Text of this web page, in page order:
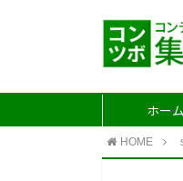
ホーム
HOME